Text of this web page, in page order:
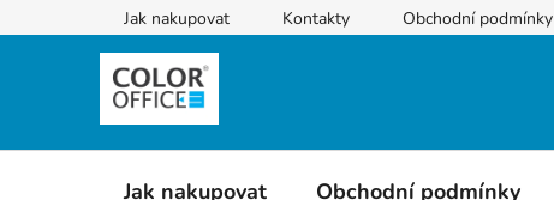
na
Jak nakupovat Kontakty Obchodní podmínky
Jak nakupovat Obchodní podmínky